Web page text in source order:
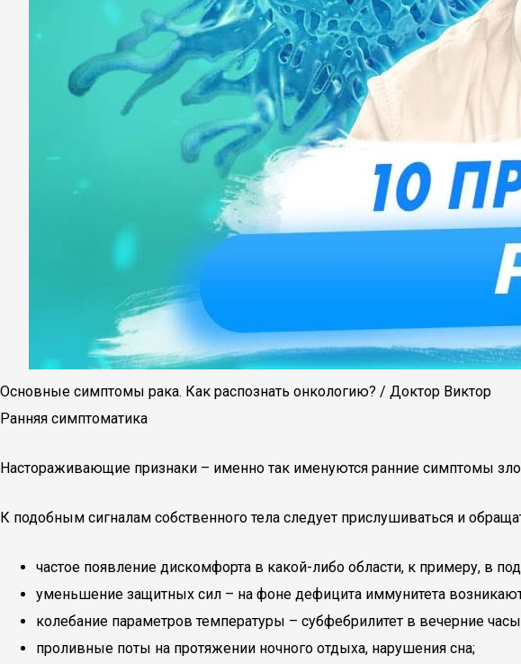
Основные симптомы рака. Как распознать онкологию? / Доктор Виктор
Ранняя симптоматика
Настораживающие признаки – именно так именуются ранние симптомы
К подобным сигналам собственного тела следует прислушиваться и
частое появление дискомфорта в какой-либо области, к примеру, в
уменьшение защитных сил – на фоне дефицита иммунитета
колебание параметров температуры – субфебрилитет в вечерние
проливные поты на протяжении ночного отдыха, нарушения сна;